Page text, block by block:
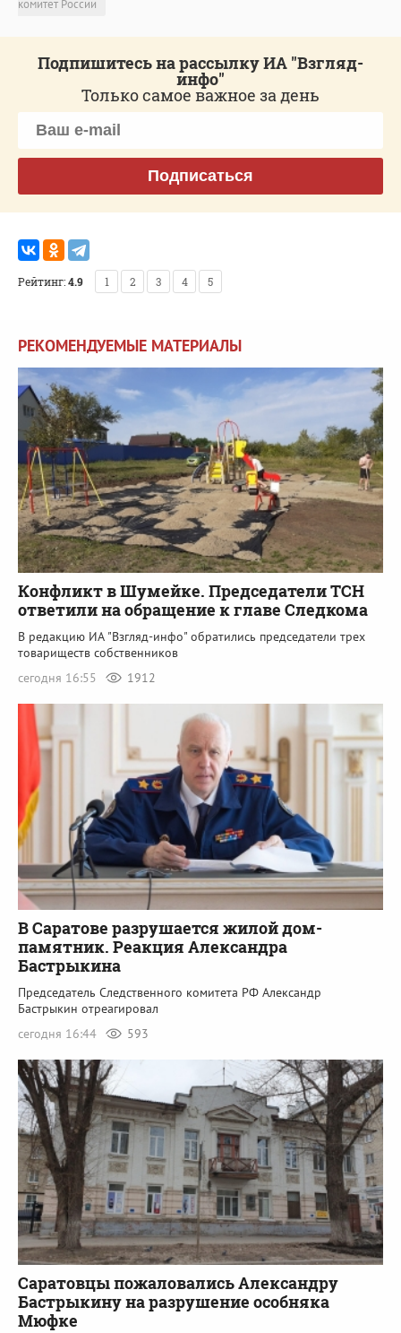
комитет России
Подпишитесь на рассылку ИА "Взгляд-
инфо"
Только самое важное за день
Подписаться
Рейтинг:4.9 1 2 3 4 5
РЕКОМЕНДУЕМЫЕ МАТЕРИАЛЫ
Конфликт в Шумейке. Председатели ТСН
ответили на обращение к главе Следкома
В редакцию ИА "Взгляд-инфо" обратились председатели трех
товариществ собственников
сегодня 16:55
1912
В Саратове разрушается жилой дом-
памятник. Реакция Александра
Бастрыкина
Председатель Следственного комитета РФ Александр
Бастрыкин отреагировал
сегодня 16:44
593
Саратовцы пожаловались Александру
Бастрыкину на разрушение особняка
Мюфке